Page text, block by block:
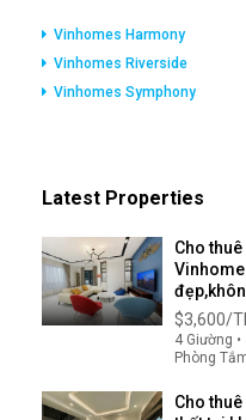
Vinhomes Harmony
Vinhomes Riverside
Vinhomes Symphony
Latest Properties
Cho
$3,600/
4 Giường •
Phòng
Cho